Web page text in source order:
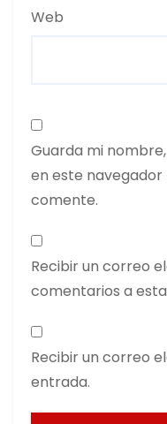
Web
Guarda mi
en este
comente.
Recibir un correo
comentarios a
Recibir un correo
entrada.